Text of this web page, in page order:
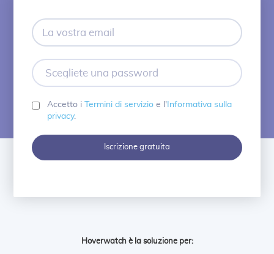
una
Accetto i Termini di servizioe l' Informativa sulla
privacy.
Iscrizione gratuita
Hoverwatch è la soluzione per: